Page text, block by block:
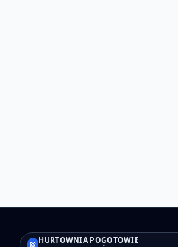
HURTOWNIA POGOTOWIE